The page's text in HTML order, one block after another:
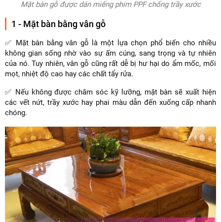
Mặt bàn gỗ được dán miếng phim PPF chống trầy xước
1 - Mặt bàn bằng vân gỗ
✅ Mặt bàn bằng vân gỗ là một lựa chọn phổ biến cho nhiều
không gian sống nhờ vào sự ấm cúng, sang trọng và tự nhiên
của nó. Tuy nhiên, vân gỗ cũng rất dễ bị hư hại do ẩm mốc, mối
mọt, nhiệt độ cao hay các chất tẩy rửa.
✅ Nếu không được chăm sóc kỹ lưỡng, mặt bàn sẽ xuất hiện
các vết nứt, trầy xước hay phai màu dẫn đến xuống cấp nhanh
chóng.